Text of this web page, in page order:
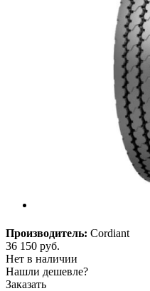
Производитель: Cordiant
36 150 руб.
Нет в наличии
Нашли дешевле?
Заказать